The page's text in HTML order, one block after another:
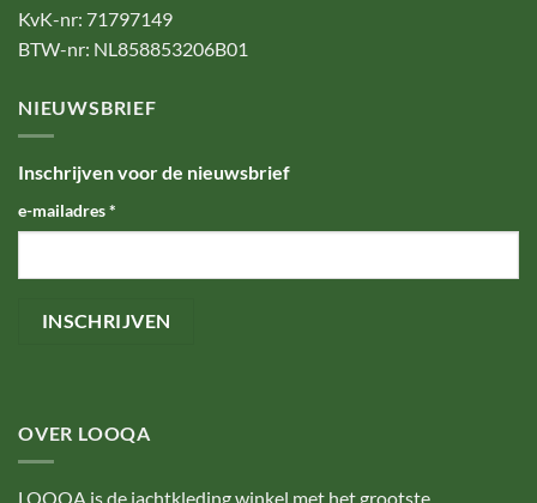
KvK-nr: 71797149
BTW-nr: NL858853206B01
NIEUWSBRIEF
Inschrijven voor de nieuwsbrief
e-mailadres*
OVER LOOQA
LOOQA is de jachtkleding winkel met het grootste